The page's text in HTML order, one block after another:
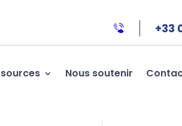
+33
Nous soutenir